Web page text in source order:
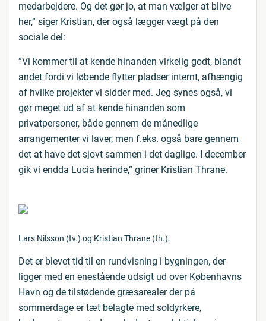
medarbejdere. Og det gør jo, at man vælger at blive
her,” siger Kristian, der også lægger vægt på den
sociale del:
”Vi kommer til at kende hinanden virkelig godt, blandt
andet fordi vi løbende flytter pladser internt, afhængig
af hvilke projekter vi sidder med. Jeg synes også, vi
gør meget ud af at kende hinanden som
privatpersoner, både gennem de månedlige
arrangementer vi laver, men f.eks. også bare gennem
det at have det sjovt sammen i det daglige. I december
gik vi endda Lucia herinde,” griner Kristian Thrane.
Lars Nilsson (tv.) og Kristian Thrane (th.).
Det er blevet tid til en rundvisning i bygningen, der
ligger med en enestående udsigt ud over Københavns
Havn og de tilstødende græsarealer der på
sommerdage er tæt belagte med soldyrkere,